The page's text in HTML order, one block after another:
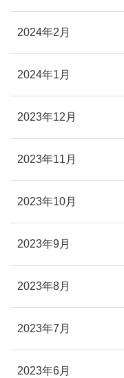
2024年2月
2024年1月
2023年12月
2023年11月
2023年10月
2023年9月
2023年8月
2023年7月
2023年6月